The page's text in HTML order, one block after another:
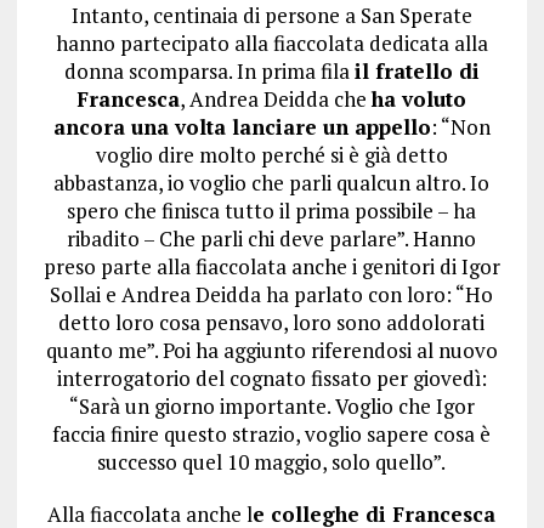
Intanto, centinaia di persone a San Sperate
hanno partecipato alla fiaccolata dedicata alla
donna scomparsa. In prima filail fratello di
Francesca, Andrea Deidda cheha voluto
ancora una volta lanciare un appello: “Non
voglio dire molto perché si è già detto
abbastanza, io voglio che parli qualcun altro. Io
spero che finisca tutto il prima possibile – ha
ribadito – Che parli chi deve parlare”. Hanno
preso parte alla fiaccolata anche i genitori di Igor
Sollai e Andrea Deidda ha parlato con loro: “Ho
detto loro cosa pensavo, loro sono addolorati
quanto me”. Poi ha aggiunto riferendosi al nuovo
interrogatorio del cognato fissato per giovedì:
“Sarà un giorno importante. Voglio che Igor
faccia finire questo strazio, voglio sapere cosa è
successo quel 10 maggio, solo quello”.
Alla fiaccolata anche le colleghe di Francesca